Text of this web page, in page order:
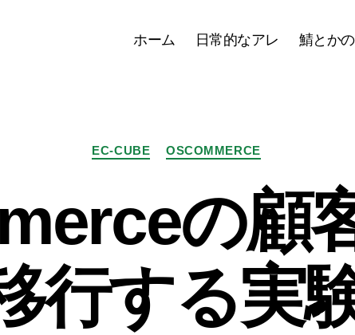
ホーム 日常的なアレ 鯖とか
カ
テ
ー
EC-CUBE OSCOMMERCE
の顧
行する実